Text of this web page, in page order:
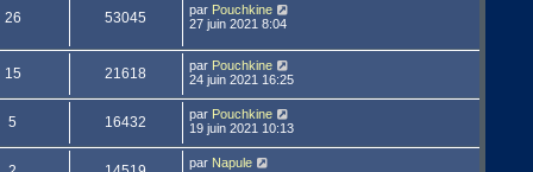
26 53045 par Pouchkine
27 juin 2021 8:04
15 21618 par Pouchkine
24 juin 2021 16:25
5 16432 par Pouchkine
19 juin 2021 10:13
par Napule